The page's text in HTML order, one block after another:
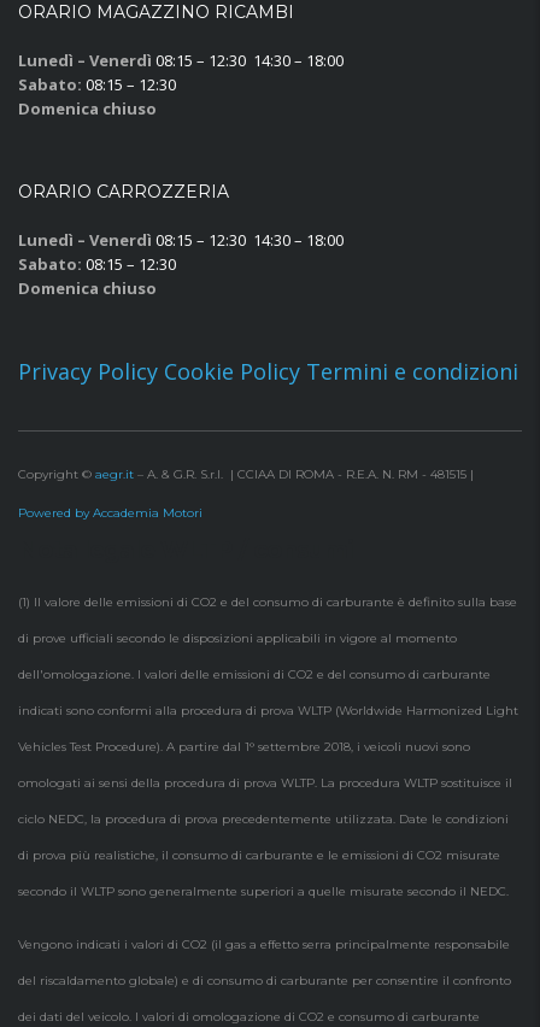
ORARIO MAGAZZINO RICAMBI
Lunedì – Venerdì 08:15 – 12:30 14:30 – 18:00
Sabato: 08:15 – 12:30
Domenica chiuso
ORARIO CARROZZERIA
Lunedì – Venerdì 08:15 – 12:30 14:30 – 18:00
Sabato: 08:15 – 12:30
Domenica chiuso
Privacy Policy Cookie Policy Termini e condizioni
Copyright © aegr.it – A. & G.R. S.r.l. | CCIAA DI ROMA - R.E.A. N. RM - 481515 |
Powered by Accademia Motori
(1) Il valore delle emissioni di CO2 e del consumo di carburante è definito sulla base
di prove ufficiali secondo le disposizioni applicabili in vigore al momento
dell'omologazione. I valori delle emissioni di CO2 e del consumo di carburante
indicati sono conformi alla procedura di prova WLTP (Worldwide Harmonized Light
Vehicles Test Procedure). A partire dal 1° settembre 2018, i veicoli nuovi sono
omologati ai sensi della procedura di prova WLTP. La procedura WLTP sostituisce il
ciclo NEDC, la procedura di prova precedentemente utilizzata. Date le condizioni
di prova più realistiche, il consumo di carburante e le emissioni di CO2 misurate
secondo il WLTP sono generalmente superiori a quelle misurate secondo il NEDC.
Vengono indicati i valori di CO2 (il gas a effetto serra principalmente responsabile
del riscaldamento globale) e di consumo di carburante per consentire il confronto
dei dati del veicolo. I valori di omologazione di CO2 e consumo di carburante